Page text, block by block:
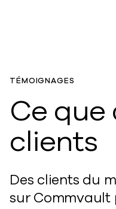
TÉMOIGNAGES
Ce
clients
Des clients du
sur Commvault